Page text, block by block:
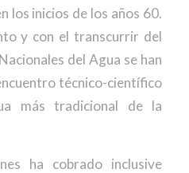
los inicios de los años 60.
y con el transcurrir del
del Agua se han
técnico-científico
más tradicional de la
ha cobrado inclusive